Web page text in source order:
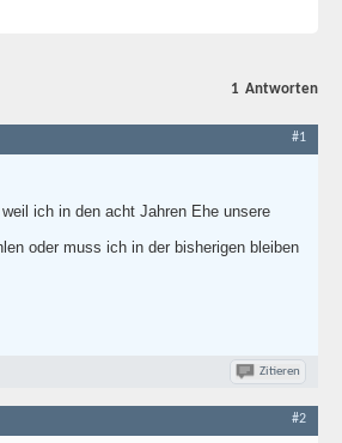
1 Antworten
#1
ich in den acht Jahren Ehe unsere
oder muss ich in der bisherigen bleiben
Zitieren
#2